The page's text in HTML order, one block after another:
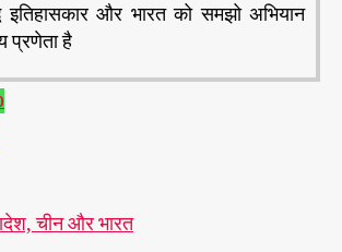
और भारत को समझो अभियान
प्रणेता है
चीन और भारत